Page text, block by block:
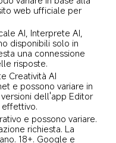
web ufficiale per
AI, Interprete AI,
disponibili solo in
una connessione
risposte.
Creatività AI
e possono variare in
dell'app Editor
e possono variare.
richiesta. La
18+. Google e